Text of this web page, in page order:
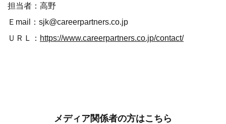
担当者：高野
Ｅmail：sjk@careerpartners.co.jp
ＵＲＬ： https://www.careerpartners.co.jp/contact/
メディア関係者の方はこちら